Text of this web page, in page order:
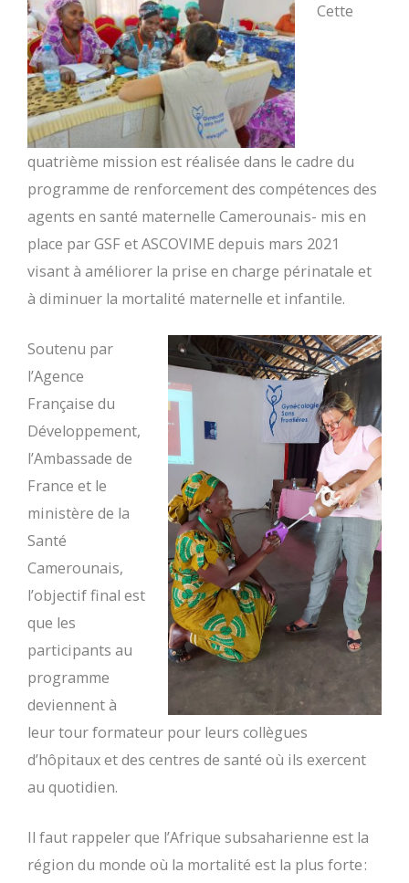
Cette
quatrième mission est réalisée dans le cadre du
programme de renforcement des compétences des
agents en santé maternelle Camerounais- mis en
place par GSF et ASCOVIME depuis mars 2021
visantà améliorer la prise en charge périnatale et
à diminuer la mortalité maternelle et infantile.
Soutenu par
l’Agence
Française du
Développement,
l’Ambassade de
France et le
ministère de la
Santé
Camerounais,
l’objectif final est
que les
participants au
programme
deviennent à
leur tour formateur pour leurs collègues
d’hôpitaux et des centres de santé où ils exercent
au quotidien.
Il faut rappeler que l’Afrique subsaharienne est la
région du monde où la mortalité est la plus forte :